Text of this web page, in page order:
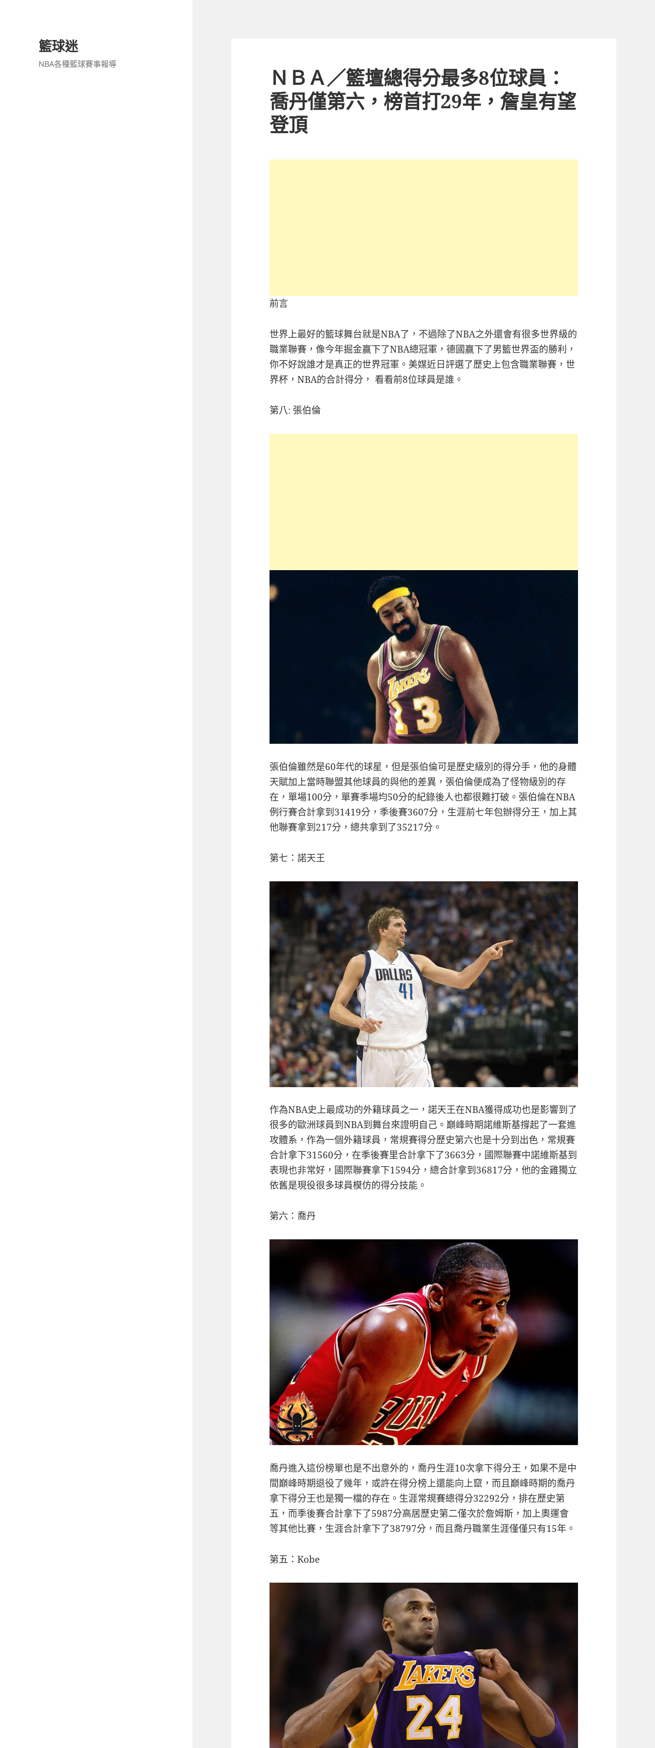
籃球迷
NBA各種籃球賽事報導
ＮＢＡ／籃壇總得分最多8位球員：
喬丹僅第六，榜首打29年，詹皇有望
登頂
前言
世界上最好的籃球舞台就是NBA了，不過除了NBA之外還會有很多世界級的
職業聯賽，像今年掘金贏下了NBA總冠軍，德國贏下了男籃世界盃的勝利，
你不好說誰才是真正的世界冠軍。美媒近日評選了歷史上包含職業聯賽，世
界杯，NBA的合計得分， 看看前8位球員是誰。
第八: 張伯倫
張伯倫雖然是60年代的球星，但是張伯倫可是歷史級別的得分手，他的身體
天賦加上當時聯盟其他球員的與他的差異，張伯倫便成為了怪物級別的存
在，單場100分，單賽季場均50分的紀錄後人也都很難打破。張伯倫在NBA
例行賽合計拿到31419分，季後賽3607分，生涯前七年包辦得分王，加上其
他聯賽拿到217分，總共拿到了35217分。
第七：諾天王
作為NBA史上最成功的外籍球員之一，諾天王在NBA獲得成功也是影響到了
很​​多的歐洲球員到NBA到舞台來證明自己。巔峰時期諾維斯基撐起了一套進
攻體系，作為一個外籍球員，常規賽得分歷史第六也是十分到出色，常規賽
合計拿下31560分，在季後賽里合計拿下了3663分，國際聯賽中諾維斯基到
表現也非常好，國際聯賽拿下1594分，總合計拿到36817分，他的金雞獨立
依舊是現役很多球員模仿的得分技能。
第六：喬丹
喬丹進入這份榜單也是不出意外的，喬丹生涯10次拿下得分王，如果不是中
間巔峰時期退役了幾年，或許在得分榜上還能向上竄，而且巔峰時期的喬丹
拿下得分王也是獨一檔的存在。生涯常規賽總得分32292分，排在歷史第
五，而季後賽合計拿下了5987分高居歷史第二僅次於詹姆斯，加上奧運會
等其他比賽，生涯合計拿下了38797分，而且喬丹職業生涯僅僅只有15年。
第五：Kobe